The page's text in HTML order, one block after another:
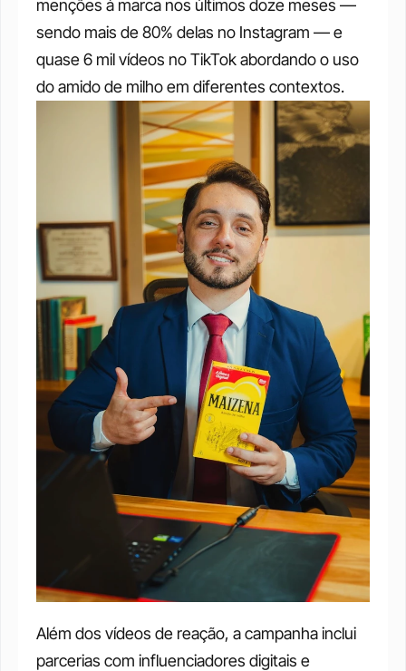
menções à marca nos últimos doze meses —
sendo mais de 80% delas no Instagram — e
quase 6 mil vídeos no TikTok abordando o uso
do amido de milho em diferentes contextos.
Além dos vídeos de reação, a campanha inclui
parcerias com influenciadores digitais e